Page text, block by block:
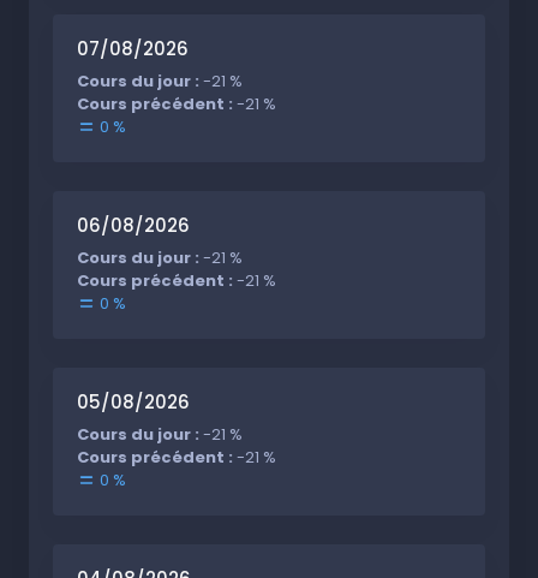
07/08/2026
Cours du jour : -21 %
Cours précédent : -21 %
0 %
06/08/2026
Cours du jour : -21 %
Cours précédent : -21 %
0 %
05/08/2026
Cours du jour : -21 %
Cours précédent : -21 %
0 %